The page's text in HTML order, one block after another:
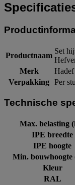
Productnaam
Set
Merk
Hadef
Verpakking Per
Technische
Max. belasting
IPE breedte
IPE hoogte
Min. bouwhoogte
Kleur
RAL